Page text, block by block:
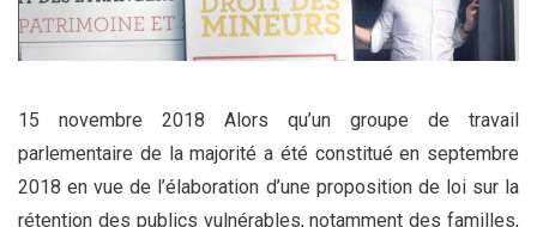
15 novembre 2018 Alors qu’un groupe de travail
parlementaire de la majorité a été constitué en septembre
2018 en vue de l’élaboration d’une proposition de loi sur la
rétention des publics vulnérables, notamment des familles,